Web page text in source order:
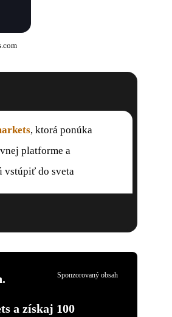
, ktorá ponúka
platforme a
vstúpiť do sveta
a získaj 100
Sponzorovaný obsah